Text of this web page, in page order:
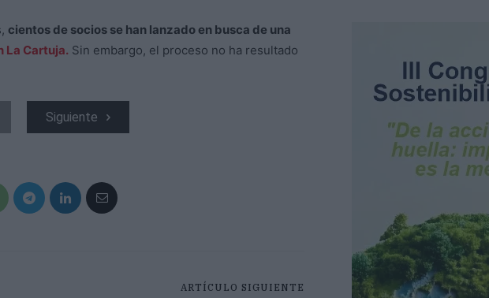
cientos de socios se han lanzado en busca de una
La Cartuja. Sin embargo, el proceso no ha resultado
Siguiente
ARTÍCULO SIGUIENTE